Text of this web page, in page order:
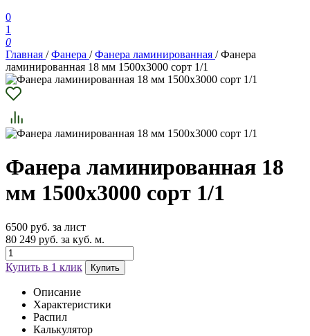
0
1
0
Главная /Фанера /Фанера ламинированная /Фанера
ламинированная 18 мм 1500х3000 сорт 1/1
Фанера ламинированная 18
мм 1500х3000 сорт 1/1
6500 руб. за лист
80 249 руб. за куб. м.
Купить в 1 клик Купить
Описание
Характеристики
Распил
Калькулятор